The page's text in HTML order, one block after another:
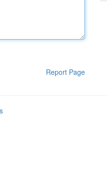
Report Page